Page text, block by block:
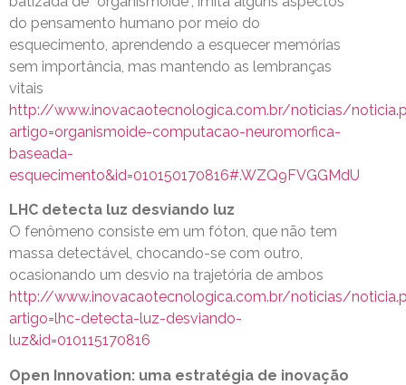
do pensamento humano por meio do
esquecimento, aprendendo a esquecer memórias
sem importância, mas mantendo as lembranças
vitais
http://www.inovacaotecnologica.com.br/noticias/
artigo=organismoide-computacao-neuromorfica-
baseada-
esquecimento&id=010150170816#.WZQ9FVGGMdU
LHC detecta luz desviando luz
O fenômeno consiste em um fóton, que não tem
massa detectável, chocando-se com outro,
ocasionando um desvio na trajetória de ambos
http://www.inovacaotecnologica.com.br/noticias/
artigo=lhc-detecta-luz-desviando-
luz&id=010115170816
Open Innovation: uma estratégia de inovação